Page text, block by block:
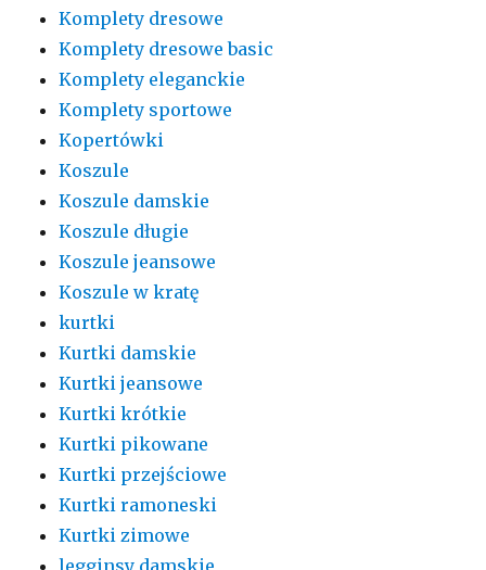
Komplety dresowe
Komplety dresowe basic
Komplety eleganckie
Komplety sportowe
Kopertówki
Koszule
Koszule damskie
Koszule długie
Koszule jeansowe
Koszule w kratę
kurtki
Kurtki damskie
Kurtki jeansowe
Kurtki krótkie
Kurtki pikowane
Kurtki przejściowe
Kurtki ramoneski
Kurtki zimowe
legginsy damskie